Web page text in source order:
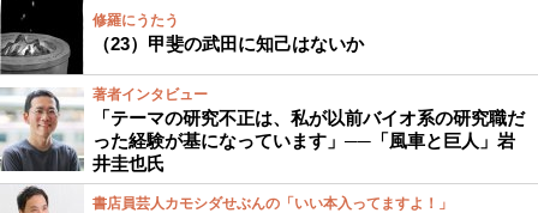
修羅にうたう
（23）甲斐の武田に知己はないか
著者インタビュー
「テーマの研究不正は、私が以前バイオ系の研究職だ
った経験が基になっています」──「風車と巨人」岩
井圭也氏
書店員芸人カモシダせぶんの「いい本入ってますよ！」